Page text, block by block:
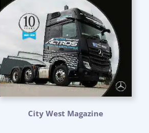
City West Magazine